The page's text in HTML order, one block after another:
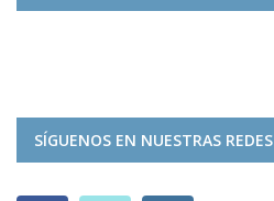
SÍGUENOS EN NUESTRAS REDES